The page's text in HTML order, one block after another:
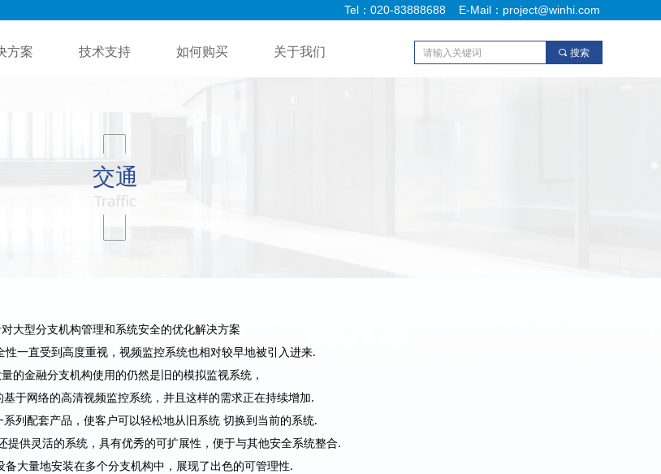
方案 技术支持 如何购买 关于我们 끠 搜索
Tel：020-83888688 E-Mail：project@winhi.com
交通
Traffic
大型分支机构管理和系统安全的优化解决方案
性一直受到高度重视，视频监控系统也相对较早地被引入进来.
的金融分支机构使用的仍然是旧的模拟监视系统，
于网络的高清视频监控系统，并且这样的需求正在持续增加.
列配套产品，使客户可以轻松地从旧系统 切换到当前的系统.
提供灵活的系统，具有优秀的可扩展性，便于与其他安全系统整合.
备大量地安装在多个分支机构中，展现了出色的可管理性.